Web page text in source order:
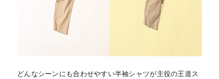
どんなシーンにも合わせやすい半袖シャツが主役の王道ス